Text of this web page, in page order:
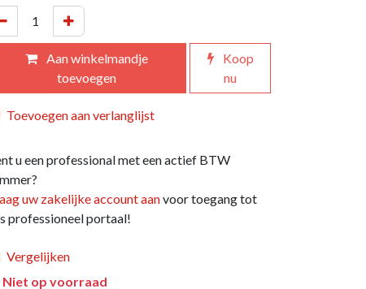
Aan winkelmandje
toevoegen
Koop
nu
Toevoegen aan verlanglijst
u een professional met een actief BTW
uw zakelijke account aanvoor toegang tot
professioneel portaal!
Vergelijken
Niet op voorraad